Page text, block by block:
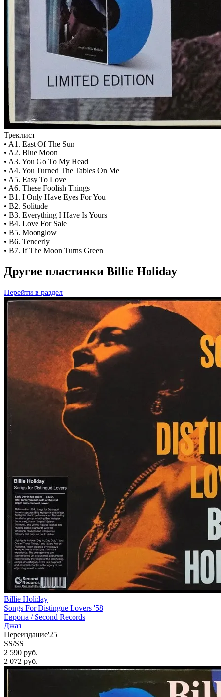
Треклист
• A1. East Of The Sun
• A2. Blue Moon
• A3. You Go To My Head
• A4. You Turned The Tables On Me
• A5. Easy To Love
• A6. These Foolish Things
• B1. I Only Have Eyes For You
• B2. Solitude
• B3. Everything I Have Is Yours
• B4. Love For Sale
• B5. Moonglow
• B6. Tenderly
• B7. If The Moon Turns Green
Другие пластинки Billie Holiday
Перейти в раздел
Billie Holiday
Songs For Distingue Lovers '58
Европа / Second Records
Джаз
Переиздание'25
SS/SS
2 590 руб.
2 072 руб.